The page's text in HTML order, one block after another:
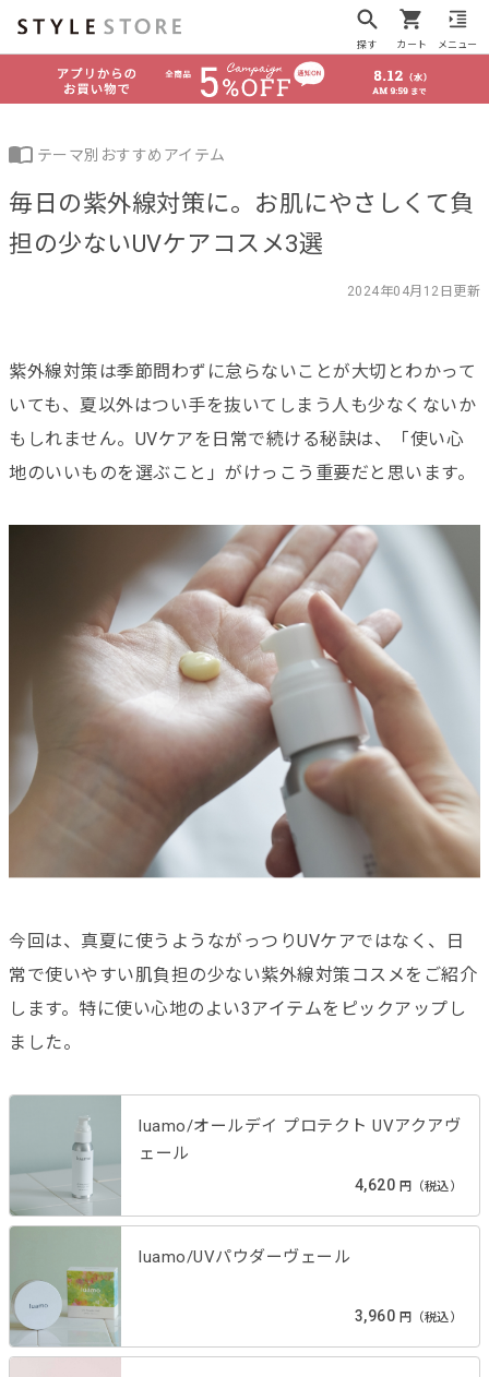
探す カート メニュー
テーマ別おすすめアイテム
毎日の紫外線対策に。お肌にやさしくて負
担の少ないUVケアコスメ3選
2024年04月12日更新
紫外線対策は季節問わずに怠らないことが大切とわかって
いても、夏以外はつい手を抜いてしまう人も少なくないか
もしれません。UVケアを日常で続ける秘訣は、「使い心
地のいいものを選ぶこと」がけっこう重要だと思います。
今回は、真夏に使うようながっつりUVケアではなく、日
常で使いやすい肌負担の少ない紫外線対策コスメをご紹介
します。特に使い心地のよい3アイテムをピックアップし
ました。
luamo/オールデイ プロテクト UVアクアヴ
ェール
4,620 円（税込）
luamo/UVパウダーヴェール
3,960 円（税込）